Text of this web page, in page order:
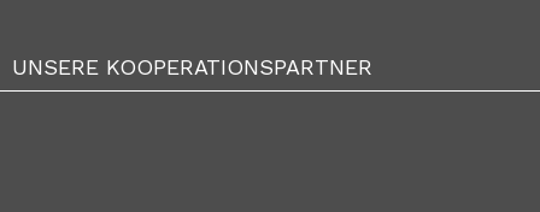
UNSERE KOOPERATIONSPARTNER